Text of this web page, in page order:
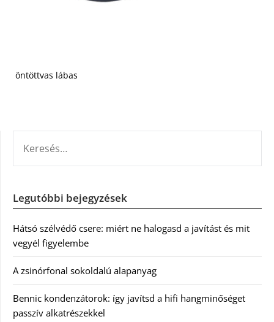
öntöttvas lábas
Legutóbbi bejegyzések
Hátsó szélvédő csere: miért ne halogasd a javítást és mit
vegyél figyelembe
A zsinórfonal sokoldalú alapanyag
Bennic kondenzátorok: így javítsd a hifi hangminőséget
passzív alkatrészekkel